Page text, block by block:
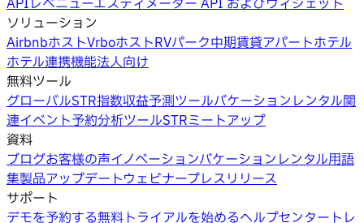
APIレベニューエスティメーター API およびウィジェット
ソリューション
AirbnbホストVrboホストRVパーク中期賃貸アパートホテル
ホテル連携機能法人向け
無料ツール
グローバルSTR指数収益予測ツールバケーションレンタル関
連イベント予約分析ツールSTRミートアップ
資料
ブログお客様の声イノベーションバケーションレンタル用語
集製品アップデートウェビナープレスリリース
サポート
デモを予約する無料トライアルを始めるヘルプセンタートレ